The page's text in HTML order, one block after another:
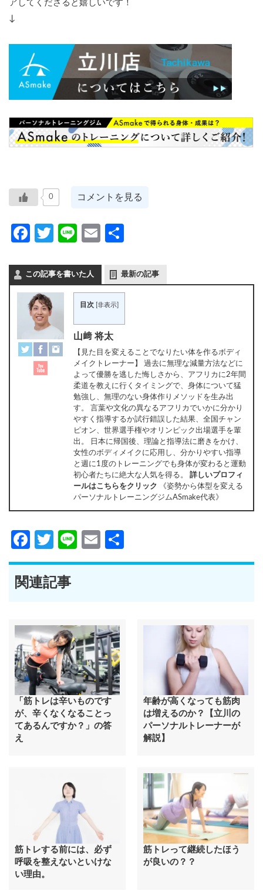
アしてくださると嬉しいです！
↓
0 コメントを見る
Facebook
Twitter
LineEmail
この記事を書いた人 最新の記事
目次 非表示
山﨑 将太
【見た目を変えることでなりたい体を作るボディ
メイクトレーナー】 過去に無理な減量方法などに
よって優勝を逃した悔しさから、アフリカに2年間
柔道を教えに行くタイミングで、身体について猛
勉強し、無理のない身体作りメソッドを生み出
す。 言葉や文化の異なるアフリカでいかに分かり
やすく指導するか試行錯誤した結果、全国チャン
ピオン、世界選手権やオリンピック出場選手を輩
出。 日本に帰国後、理論と指導法に磨きをかけ、
女性のボディメイクに応用し、分かりやすい指導
と週に1度のトレーニングでも身体が変わると運動
初心者たちに絶大な人気を得る。 詳しいプロフィ
ールはこちらをクリック 《姿勢から体型を変える
パーソナルトレーニングジムASmake代表》
Facebook
Twitter
LineEmail
有
関連記事
「筋トレは辛いものです
が、辛くなくなることっ
てあるんですか？」の答
え
年齢が高くなっても筋肉
は増えるのか？【立川の
パーソナルトレーナーが
解説】
筋トレする前には、必ず
呼吸を整えないといけな
い理由。
筋トレって継続したほう
が良いの？？